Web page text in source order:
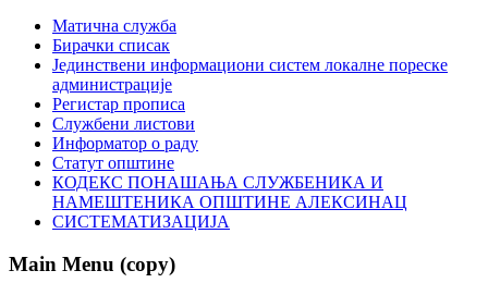
Матична служба
Бирачки списак
Јединствени информациони систем локалне пореске
администрације
Регистар прописа
Службени листови
Информатор о раду
Статут општине
КОДЕКС ПОНАШАЊА СЛУЖБЕНИКА И
НАМЕШТЕНИКА ОПШТИНЕ АЛЕКСИНАЦ
СИСТЕМАТИЗАЦИЈА
Main Menu (copy)